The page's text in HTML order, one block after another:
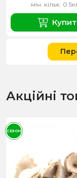
мін. кільк.
Акційні
СЕЗОН